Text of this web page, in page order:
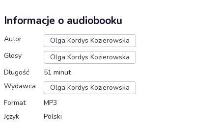
Informacje o audiobooku
Autor
Olga Kordys Kozierowska
Głosy
Olga Kordys Kozierowska
Długość
51 minut
Wydawca
Olga Kordys Kozierowska
Format
MP3
Język
Polski